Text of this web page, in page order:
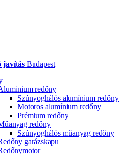
javítás Budapest
redőny
Szúnyoghálós alumínium redőny
Motoros alumínium redőny
Prémium redőny
redőny
Szúnyoghálós műanyag redőny
garázskapu